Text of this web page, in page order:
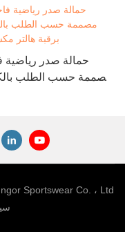
حمالة صدر رياضية
مصممة حسب الطلب